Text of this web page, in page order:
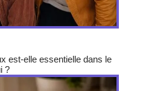
est-elle essentielle dans le
?